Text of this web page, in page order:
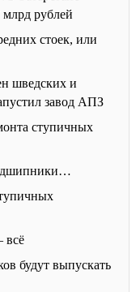
рублей
стоек, или
шведских и
завод АПЗ
ступичных
всё
будут выпускать